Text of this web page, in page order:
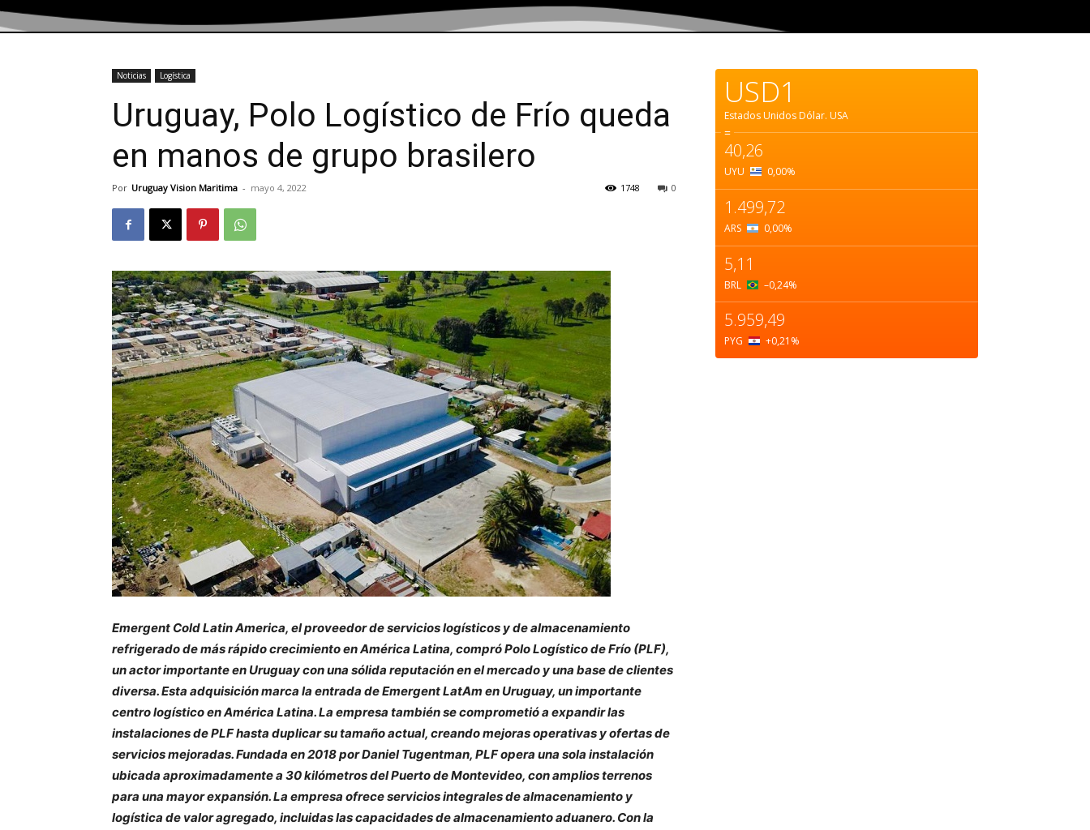
Noticias Logística
Uruguay, Polo Logístico de Frío queda
en manos de grupo brasilero
Por Uruguay Vision Maritima - mayo 4, 2022 0
1748
Emergent Cold Latin America, el proveedor de servicios logísticos y de almacenamiento
refrigerado de más rápido crecimiento en América Latina, compró Polo Logístico de Frío (PLF),
un actor importante en Uruguay con una sólida reputación en el mercado y una base de clientes
diversa. Esta adquisición marca la entrada de Emergent LatAm en Uruguay, un importante
centro logístico en América Latina. La empresa también se comprometió a expandir las
instalaciones de PLF hasta duplicar su tamaño actual, creando mejoras operativas y ofertas de
servicios mejoradas. Fundada en 2018 por Daniel Tugentman, PLF opera una sola instalación
ubicada aproximadamente a 30 kilómetros del Puerto de Montevideo, con amplios terrenos
para una mayor expansión. La empresa ofrece servicios integrales de almacenamiento y
logística de valor agregado, incluidas las capacidades de almacenamiento aduanero. Con la
USD1
Estados Unidos Dólar. USA
=
40,26
UYU 0,00%
1.499,72
ARS 0,00%
5,11
BRL –0,24%
5.959,49
PYG +0,21 %